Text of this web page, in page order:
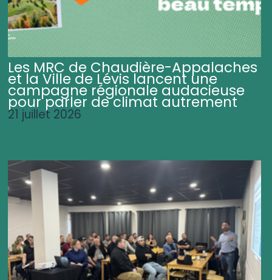
Les MRC de Chaudière-Appalaches
et la Ville de Lévis lancent une
campagne régionale audacieuse
pour parler de climat autrement
21 juillet 2026